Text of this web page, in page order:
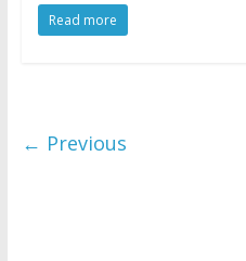
Read more
← Previous